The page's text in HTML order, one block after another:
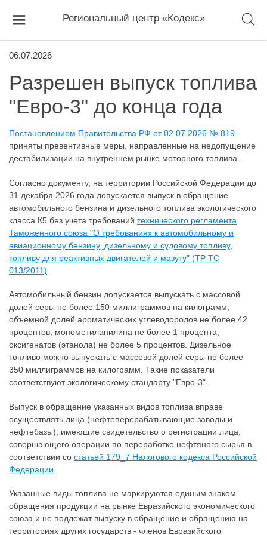
Региональный центр «Кодекс»
06.07.2026
Разрешен выпуск топлива
"Евро-3" до конца года
Постановлением Правительства РФ от 02.07.2026 № 819
приняты превентивные меры, направленные на недопущение
дестабилизации на внутреннем рынке моторного топлива.
Согласно документу, на территории Российской Федерации до
31 декабря 2026 года допускается выпуск в обращение
автомобильного бензина и дизельного топлива экологического
класса К5 без учета требований технического регламента
Таможенного союза "О требованиях к автомобильному и
авиационному бензину, дизельному и судовому топливу,
топливу для реактивных двигателей и мазуту" (ТР ТС
013/2011)
Автомобильный бензин допускается выпускать с массовой
долей серы не более 150 миллиграммов на килограмм,
объемной долей ароматических углеводородов не более 42
процентов, монометиланилина не более 1 процента,
оксигенатов (этанола) не более 5 процентов. Дизельное
топливо можно выпускать с массовой долей серы не более
350 миллиграммов на килограмм. Такие показатели
соответствуют экологическому стандарту "Евро-3".
Выпуск в обращение указанных видов топлива вправе
осуществлять лица (нефтеперерабатывающие заводы и
нефтебазы), имеющие свидетельство о регистрации лица,
совершающего операции по переработке нефтяного сырья в
соответствии со статьей 179_7 Налогового кодекса Российской
Федерации
Указанные виды топлива не маркируются единым знаком
обращения продукции на рынке Евразийского экономического
союза и не подлежат выпуску в обращение и обращению на
территориях других государств - членов Евразийского